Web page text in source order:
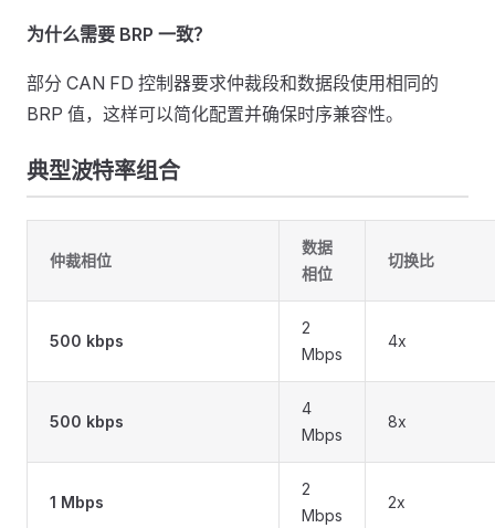
为什么需要 BRP 一致？
部分 CAN FD 控制器要求仲裁段和数据段使用相同的
BRP 值，这样可以简化配置并确保时序兼容性。
典型波特率组合
仲裁相位
数据
相位
切换比
500 kbps
2
Mbps
4x
500 kbps
4
Mbps
8x
1 Mbps
2
Mbps
2x